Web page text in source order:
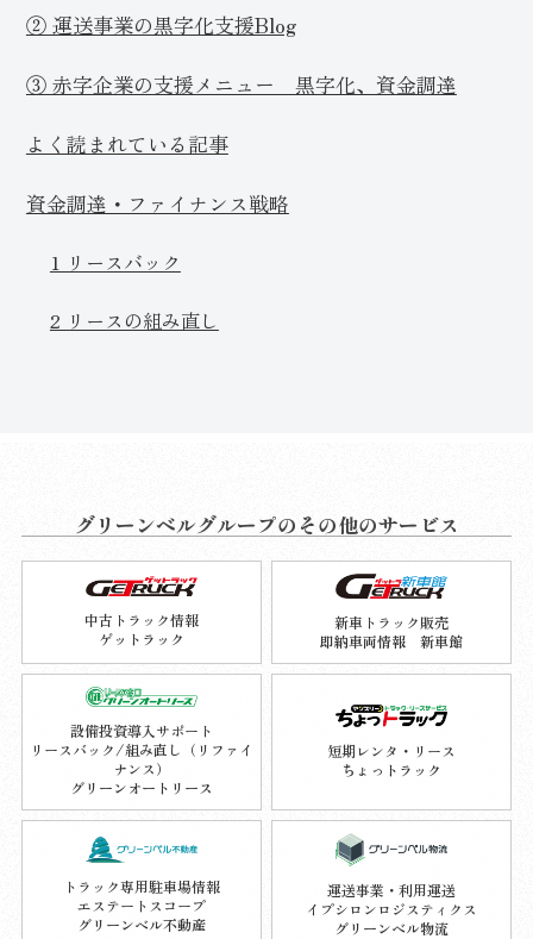
② 運送事業の黒字化支援Blog
③ 赤字企業の支援メニュー 黒字化、資金調達
よく読まれている記事
資金調達・ファイナンス戦略
1 リースバック
2 リースの組み直し
グリーンベルグループのその他のサービス
中古トラック情報
ゲットラック
新車トラック販売
即納車両情報 新車館
設備投資導入サポート
リースバック/組み直し（リファイ
ナンス）
グリーンオートリース
短期レンタ・リース
ちょっトラック
トラック専用駐車場情報
エステートスコープ
グリーンベル不動産
運送事業・利用運送
イプシロンロジスティクス
グリーンベル物流